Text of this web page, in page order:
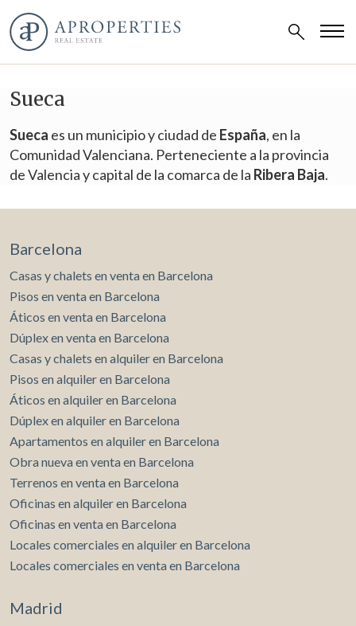
Sueca
Sueca es un municipio y ciudad de España, en la
Comunidad Valenciana. Perteneciente a la provincia
de Valencia y capital de la comarca de la Ribera Baja.
Barcelona
Casas y chalets en venta en Barcelona
Pisos en venta en Barcelona
Áticos en venta en Barcelona
Dúplex en venta en Barcelona
Casas y chalets en alquiler en Barcelona
Pisos en alquiler en Barcelona
Áticos en alquiler en Barcelona
Dúplex en alquiler en Barcelona
Apartamentos en alquiler en Barcelona
Obra nueva en venta en Barcelona
Terrenos en venta en Barcelona
Oficinas en alquiler en Barcelona
Oficinas en venta en Barcelona
Locales comerciales en alquiler en Barcelona
Locales comerciales en venta en Barcelona
Madrid
Modificar cookies
información con la finalidad de mejorar nuestros servicios.
Si continua navegando, supone la aceptación de la
instalación de las mismas. El usuario tiene la posibilidad
de configurar su navegador pudiendo, si así lo desea,
dificultades de navegación de la página web.